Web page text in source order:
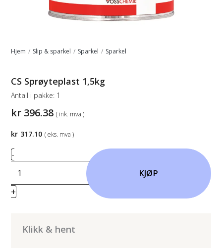
Hjem / Slip & sparkel / Sparkel / Sparkel
CS Sprøyteplast 1,5kg
kr 396.38 ( ink. mva )
Antall i pakke: 1
-
1,5kg
antall
+
KJØP
Klikk & hent
kr 317.10 ( eks. mva )